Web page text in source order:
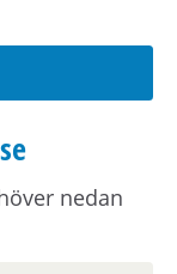
väggar i
nedan